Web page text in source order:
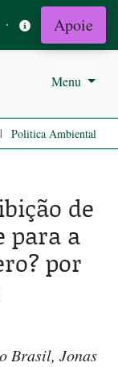
· Apoie
Menu
| Politica Ambiental
de
para a
por
Brasil, Jonas